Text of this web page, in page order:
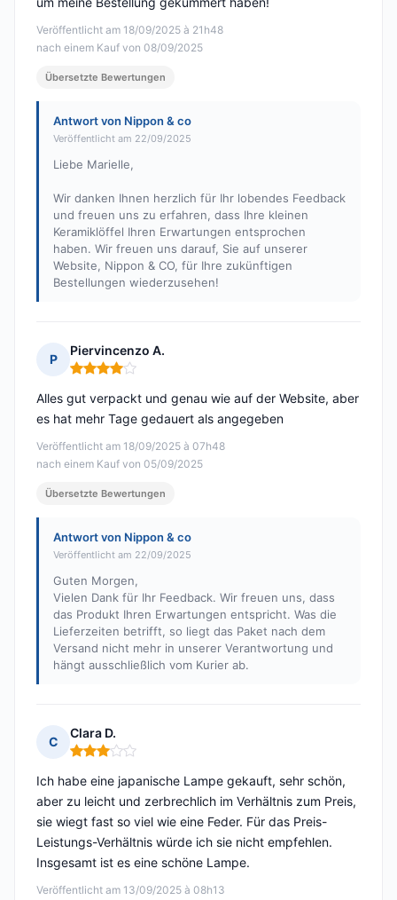
Veröffentlicht am 18/09/2025 à 21h48
nach einem Kauf von 08/09/2025
Übersetzte Bewertungen
Antwort von Nippon & co
Veröffentlicht am 22/09/2025
Liebe Marielle,
Wir danken Ihnen herzlich für Ihr lobendes Feedback
und freuen uns zu erfahren, dass Ihre kleinen
Keramiklöffel Ihren Erwartungen entsprochen
haben. Wir freuen uns darauf, Sie auf unserer
Website, Nippon & CO, für Ihre zukünftigen
Bestellungen wiederzusehen!
P
Piervincenzo A.
Hinweis: 4 von 5
Veröffentlicht am 18/09/2025 à 07h48
nach einem Kauf von 05/09/2025
Alles gut verpackt und genau wie auf der Website, aber
es hat mehr Tage gedauert als angegeben
Übersetzte Bewertungen
Antwort von Nippon & co
Veröffentlicht am 22/09/2025
Guten Morgen,
Vielen Dank für Ihr Feedback. Wir freuen uns, dass
das Produkt Ihren Erwartungen entspricht. Was die
Lieferzeiten betrifft, so liegt das Paket nach dem
Versand nicht mehr in unserer Verantwortung und
hängt ausschließlich vom Kurier ab.
C
Clara D.
Hinweis: 3 von 5
Veröffentlicht am 13/09/2025 à 08h13
Ich habe eine japanische Lampe gekauft, sehr schön,
aber zu leicht und zerbrechlich im Verhältnis zum Preis,
sie wiegt fast so viel wie eine Feder. Für das Preis-
Leistungs-Verhältnis würde ich sie nicht empfehlen.
Insgesamt ist es eine schöne Lampe.